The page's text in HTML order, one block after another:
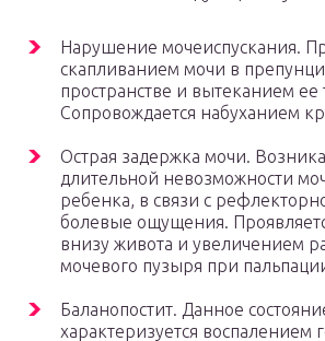
Нарушение мочеиспускания.
скапливанием мочи в
пространстве и вытеканием ее
Сопровождается набуханием
Острая задержка мочи.
длительной невозможности
ребенка, в связи с
болевые ощущения.
внизу живота и увеличением
мочевого пузыря при
Баланопостит. Данное
характеризуется воспалением